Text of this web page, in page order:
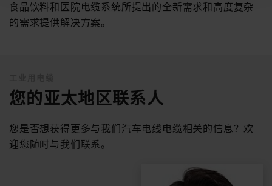
食品饮料和医院电缆系统所提出的全新需求和高度复杂
的需求提供解决方案。
您的亚太地区联系人
您是否想获得更多与我们汽车电线电缆相关的信息？欢
迎您随时与我们联系。